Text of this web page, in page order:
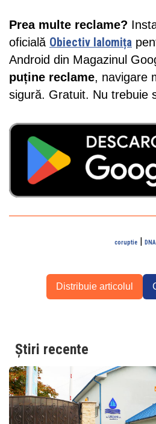
Prea multe reclame?
oficială Obiectiv Ialomița
Android din Magazinul
puține reclame, navigare
sigură. Gratuit. Nu trebuie
coruptie| DNA
Distribuie articolul
Știri recente